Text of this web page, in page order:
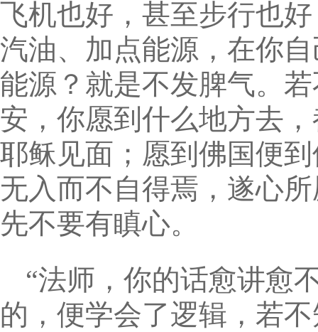
飞机也好，甚至步行也
汽油、加点能源，在你
能源？就是不发脾气。
安，你愿到什么地方去
耶稣见面；愿到佛国便
无入而不自得焉，遂心
先不要有瞋心。
“法师，你的话愈讲愈
的，便学会了逻辑，若